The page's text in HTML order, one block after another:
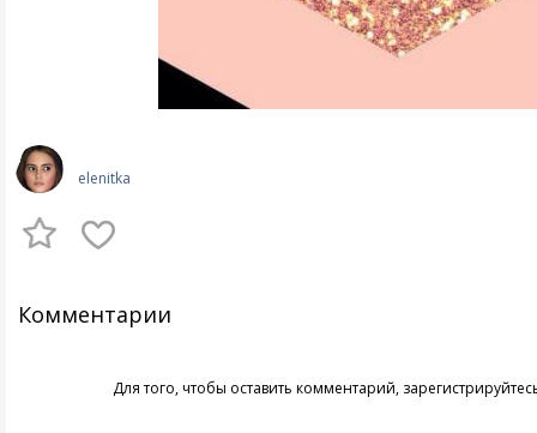
elenitka
Комментарии
Для того, чтобы оставить комментарий,